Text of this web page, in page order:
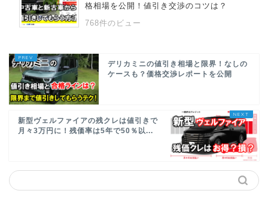
格相場を公開！値引き交渉のコツは？
768件のビュー
デリカミニの値引き相場と限界！なしの
ケースも？価格交渉レポートを公開
新型ヴェルファイアの残クレは値引きで
月々3万円に！残価率は5年で50％以...